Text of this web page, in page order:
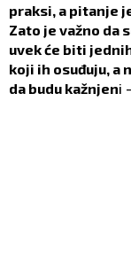
praksi, a pitanje
Zato je važno da
uvek će biti
koji ih osuđuju, a
da budu kažnjeni